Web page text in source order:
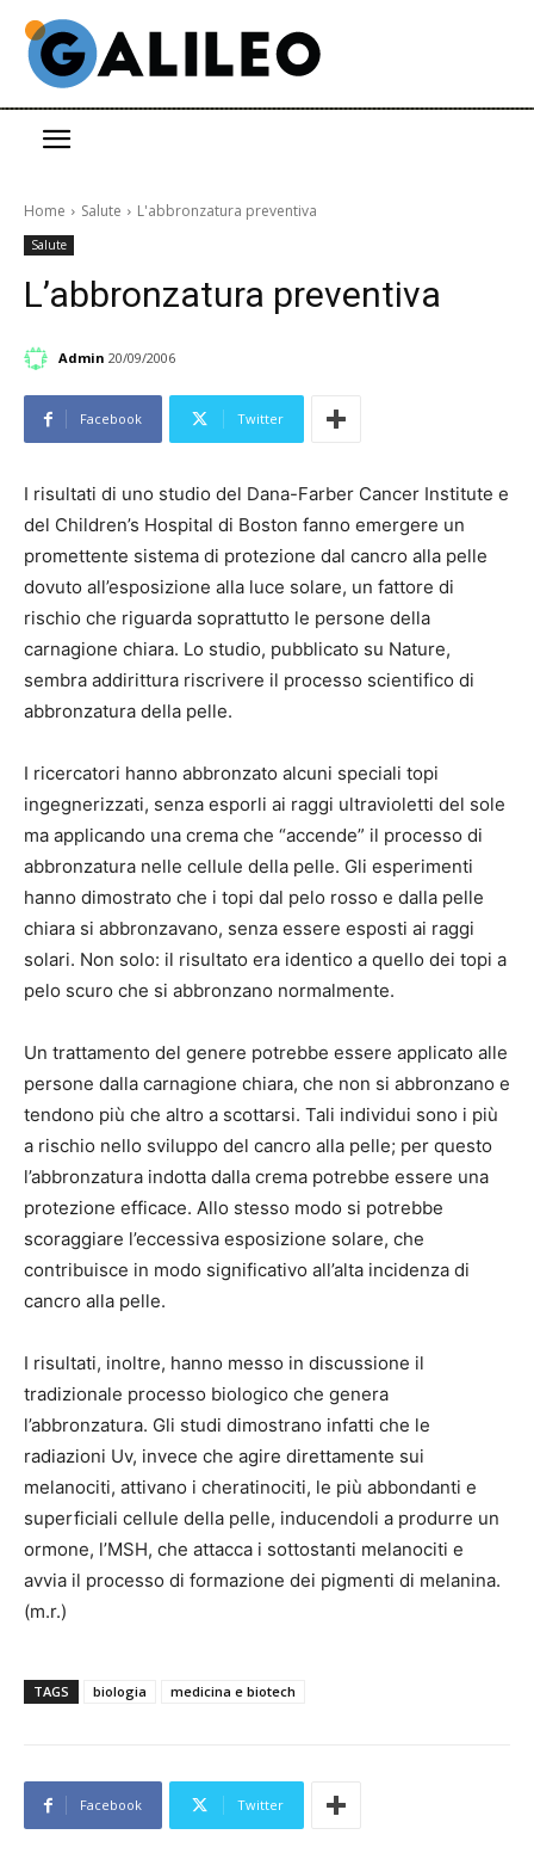
Home Salute L'abbronzatura preventiva
Salute
L’abbronzatura preventiva
Admin 20/09/2006
Facebook Twitter
I risultati di uno studio del Dana-Farber Cancer Institute e
del Children’s Hospital di Boston fanno emergere un
promettente sistema di protezione dal cancro alla pelle
dovuto all’esposizione alla luce solare, un fattore di
rischio che riguarda soprattutto le persone della
carnagione chiara. Lo studio, pubblicato su Nature,
sembra addirittura riscrivere il processo scientifico di
abbronzatura della pelle.
I ricercatori hanno abbronzato alcuni speciali topi
ingegnerizzati, senza esporli ai raggi ultravioletti del sole
ma applicando una crema che “accende” il processo di
abbronzatura nelle cellule della pelle. Gli esperimenti
hanno dimostrato che i topi dal pelo rosso e dalla pelle
chiara si abbronzavano, senza essere esposti ai raggi
solari. Non solo: il risultato era identico a quello dei topi a
pelo scuro che si abbronzano normalmente.
Un trattamento del genere potrebbe essere applicato alle
persone dalla carnagione chiara, che non si abbronzano e
tendono più che altro a scottarsi. Tali individui sono i più
a rischio nello sviluppo del cancro alla pelle; per questo
l’abbronzatura indotta dalla crema potrebbe essere una
protezione efficace. Allo stesso modo si potrebbe
scoraggiare l’eccessiva esposizione solare, che
contribuisce in modo significativo all’alta incidenza di
cancro alla pelle.
I risultati, inoltre, hanno messo in discussione il
tradizionale processo biologico che genera
l’abbronzatura. Gli studi dimostrano infatti che le
radiazioni Uv, invece che agire direttamente sui
melanociti, attivano i cheratinociti, le più abbondanti e
superficiali cellule della pelle, inducendoli a produrre un
ormone, l’MSH, che attacca i sottostanti melanociti e
avvia il processo di formazione dei pigmenti di melanina.
(m.r.)
TAGS biologia medicina e biotech
Facebook Twitter